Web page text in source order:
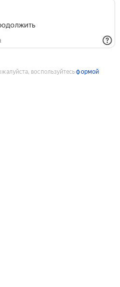
воспользуйтесьформой